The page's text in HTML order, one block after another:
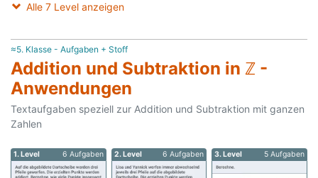
Alle 7 Level anzeigen
≈5. Klasse - Aufgaben + Stoff
Addition und Subtraktion in ℤ -
Anwendungen
Textaufgaben speziell zur Addition und Subtraktion mit ganzen
Zahlen
1. Level 6 Aufgaben 2. Level 6 Aufgaben 3. Level 5 Aufgaben